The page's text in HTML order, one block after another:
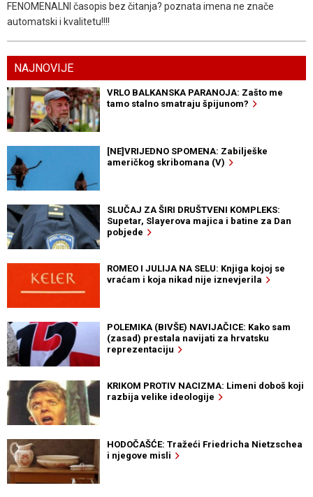
FENOMENALNI časopis bez čitanja? poznata imena ne znače
automatski i kvalitetu!!!!
NAJNOVIJE
VRLO BALKANSKA PARANOJA: Zašto me
tamo stalno smatraju špijunom?
[NE]VRIJEDNO SPOMENA: Zabilješke
američkog skribomana (V)
SLUČAJ ZA ŠIRI DRUŠTVENI KOMPLEKS:
Supetar, Slayerova majica i batine za Dan
pobjede
ROMEO I JULIJA NA SELU: Knjiga kojoj se
vraćam i koja nikad nije iznevjerila
POLEMIKA (BIVŠE) NAVIJAČICE: Kako sam
(zasad) prestala navijati za hrvatsku
reprezentaciju
KRIKOM PROTIV NACIZMA: Limeni doboš koji
razbija velike ideologije
HODOČAŠĆE: Tražeći Friedricha Nietzschea
i njegove misli